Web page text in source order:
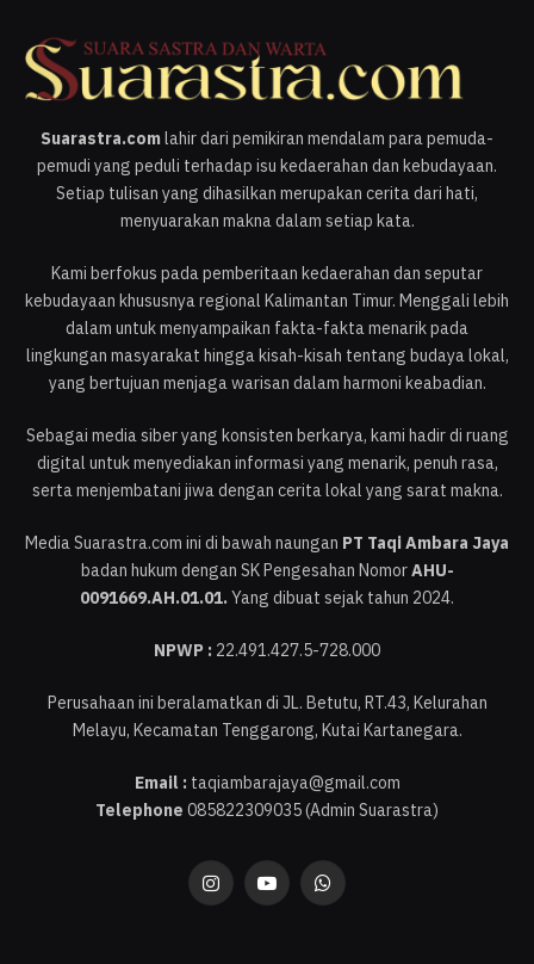
Suarastra.comlahir dari pemikiran mendalam para pemuda-
pemudi yang peduli terhadap isu kedaerahan dan kebudayaan.
Setiap tulisan yang dihasilkan merupakan cerita dari hati,
menyuarakan makna dalam setiap kata.
Kami berfokus pada pemberitaan kedaerahan dan seputar
kebudayaan khususnya regional Kalimantan Timur. Menggali lebih
dalam untuk menyampaikan fakta-fakta menarik pada
lingkungan masyarakat hingga kisah-kisah tentang budaya lokal,
yang bertujuan menjaga warisan dalam harmoni keabadian.
Sebagai media siber yang konsisten berkarya, kami hadir di ruang
digital untuk menyediakan informasi yang menarik, penuh rasa,
serta menjembatani jiwa dengan cerita lokal yang sarat makna.
Media Suarastra.com ini di bawah naungan PT Taqi Ambara Jaya
badan hukum dengan SK Pengesahan NomorAHU-
0091669.AH.01.01.Yang dibuat sejak tahun 2024.
NPWP : 22.491.427.5-728.000
Perusahaan ini beralamatkan di JL. Betutu, RT.43, Kelurahan
Melayu, Kecamatan Tenggarong, Kutai Kartanegara.
Email :taqiambarajaya@gmail.com
Telephone 085822309035 (Admin Suarastra)
InstagramYouTubeWhatsApp